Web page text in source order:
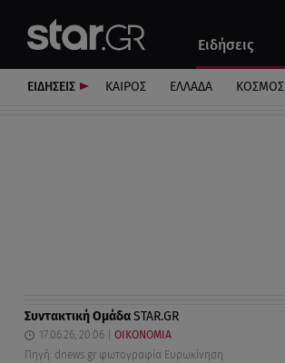
Ειδήσεις
Αυτοκίνητο
ΕΙΔΗΣΕΙΣ ΚΑΙΡΟΣ ΕΛΛΑΔΑ ΚΟΣΜΟΣ
Συντακτική ΟμάδαSTAR.GR
17.06.26, 20:06
ΟΙΚΟΝΟΜΙΑ
Πηγή: dnews.gr φωτογραφία Ευρωκίνηση